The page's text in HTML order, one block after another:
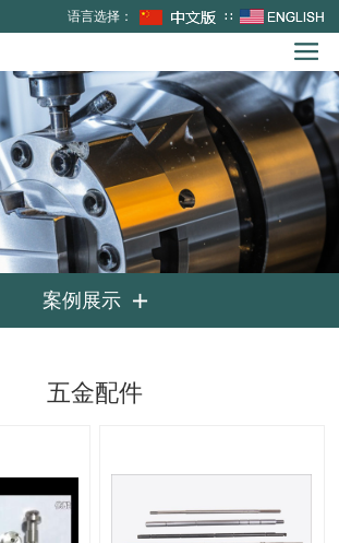
语言选择： ∷
案例展示 
五金配件